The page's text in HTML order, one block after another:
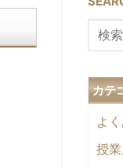
索:
カテ
よ
授